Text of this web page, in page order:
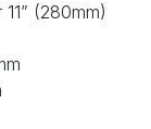
(280mm)